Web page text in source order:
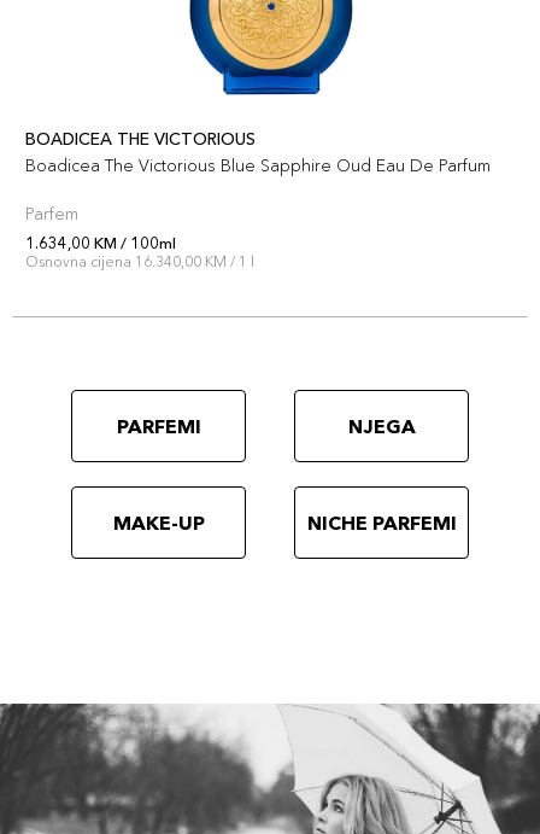
BOADICEA THE VICTORIOUS
Boadicea The Victorious Blue Sapphire Oud Eau De Parfum
Parfem
1.634,00 KM / 100ml
Osnovna cijena 16.340,00 KM / 1 l
PARFEMI NJEGA
MAKE-UP NICHE PARFEMI